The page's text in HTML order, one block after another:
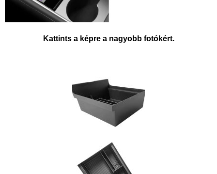
Kattints a képre a nagyobb fotókért.